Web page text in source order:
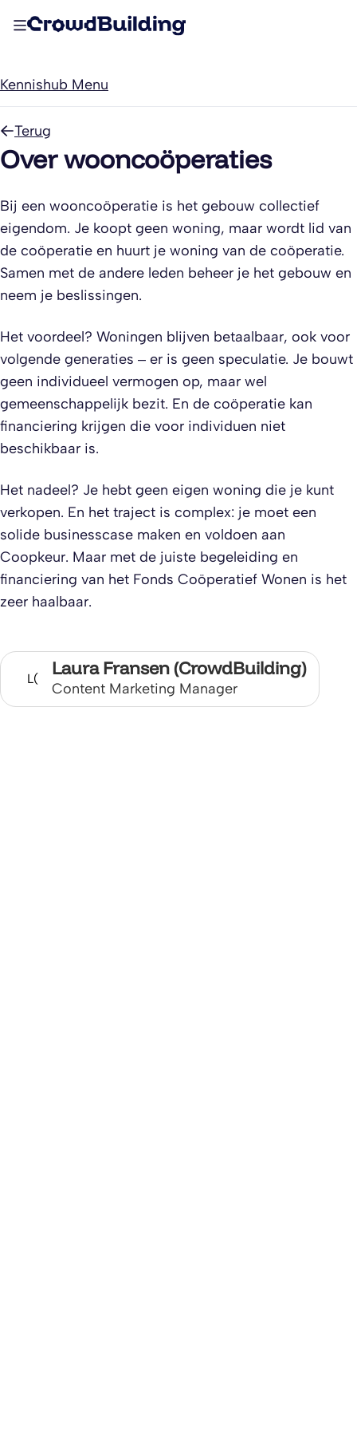
Kennishub Menu
Terug
Over wooncoöperaties
Bij een wooncoöperatie is het gebouw collectief
eigendom. Je koopt geen woning, maar wordt lid van
de coöperatie en huurt je woning van de coöperatie.
Samen met de andere leden beheer je het gebouw en
neem je beslissingen.
Het voordeel? Woningen blijven betaalbaar, ook voor
volgende generaties – er is geen speculatie. Je bouwt
geen individueel vermogen op, maar wel
gemeenschappelijk bezit. En de coöperatie kan
financiering krijgen die voor individuen niet
beschikbaar is.
Het nadeel? Je hebt geen eigen woning die je kunt
verkopen. En het traject is complex: je moet een
solide businesscase maken en voldoen aan
Coopkeur. Maar met de juiste begeleiding en
financiering van het Fonds Coöperatief Wonen is het
zeer haalbaar.
L( Laura Fransen (CrowdBuilding)
Content Marketing Manager